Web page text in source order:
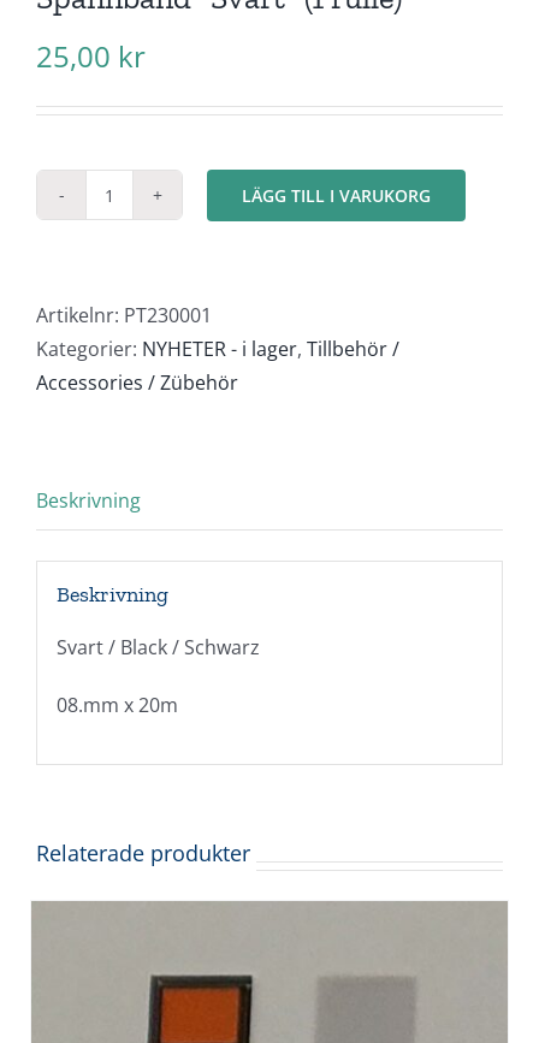
25,00 kr
Spännband
rulle)
mängd
LÄGG TILL I VARUKORG
Artikelnr: PT230001
Kategorier: NYHETER - i lager, Tillbehör /
Accessories / Zübehör
Beskrivning
Beskrivning
Svart / Black / Schwarz
08.mm x 20m
Relaterade produkter